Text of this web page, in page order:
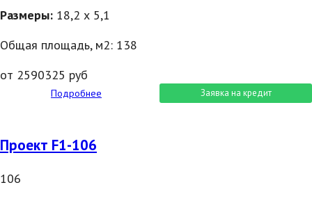
Размеры: 18,2 х 5,1
Общая площадь, м2: 138
от 2590325 руб
Подробнее Заявка на кредит
Проект F1-106
106